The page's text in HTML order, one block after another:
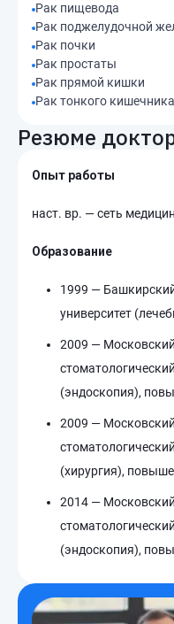
Рак пищевода
Рак поджелудочной
Рак почки
Рак простаты
Рак прямой кишки
Рак тонкого кишечника
Резюме
Опыт работы
наст. вр. — сеть
Образование
1999 —
университет
2009 —
(эндоскопия),
2009 —
(хирургия),
2014 —
(эндоскопия),